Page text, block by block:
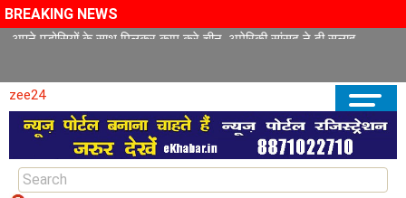
BREAKING NEWS
अपने पड़ोसियों के साथ मिलकर काम करे चीन, अमेरिकी सांसद ने दी सलाह
zee24